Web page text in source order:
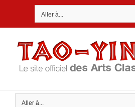
Aller à...
Aller à...